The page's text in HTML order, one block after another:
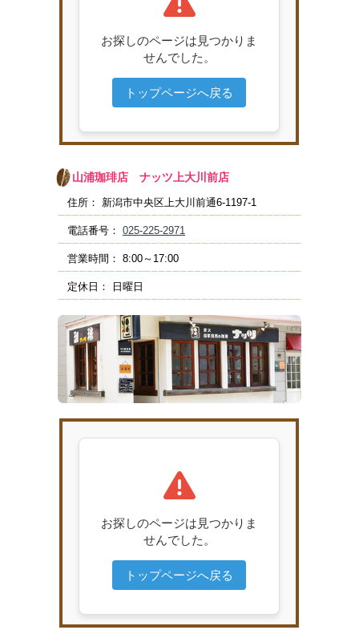
山浦珈琲店 ナッツ上大川前店
住所： 新潟市中央区上大川前通6-1197-1
電話番号： 025-225-2971
営業時間： 8:00～17:00
定休日： 日曜日